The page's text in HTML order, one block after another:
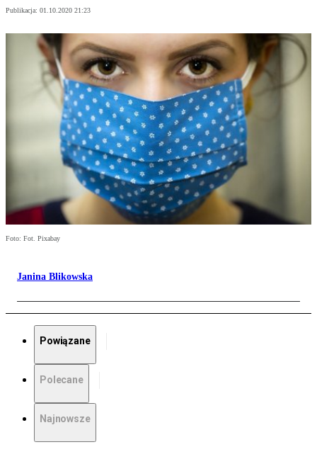
Publikacja: 01.10.2020 21:23
Foto: Fot. Pixabay
Janina Blikowska
Powiązane
Polecane
Najnowsze